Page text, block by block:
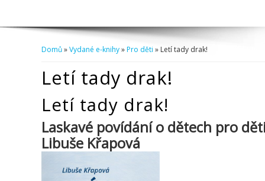
Domů»Vydané e-knihy»Pro děti » Letí tady drak!
Letí tady drak!
Letí tady drak!
Laskavé povídání o dětech pro
Libuše Křapová